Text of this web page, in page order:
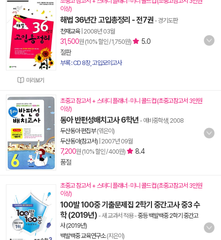
미리보기
이상)
해법 36년간 고입총정리 - 전7권 - 경기도판
천재교육| 2008년 03월
31,500원 (10% 할인 / 1,750원)
5.0
절판
부록 : CD 8장, 고입모의고사
초중고 참고서 + 스터디 플래너 · 미니 콜드컵 (초중고참고서 3만원
이상)
동아 반편성배치고사 6학년 - 예비중학생, 2008
두산동아 편집부(엮은이)
두산동아(참고서) 2007년 09월
7,200원 (10% 할인 / 400원)
8.4
품절
초중고 참고서 + 스터디 플래너 · 미니 콜드컵 (초중고참고서 3만원
이상)
100발 100중 기출문제집 2학기 중간고사 중3 수
학 (2019년) - 새 교과서 적용-중등 백발백중 2학기 중간고
사 (2019년)
백발백중 교육연구소(지은이)